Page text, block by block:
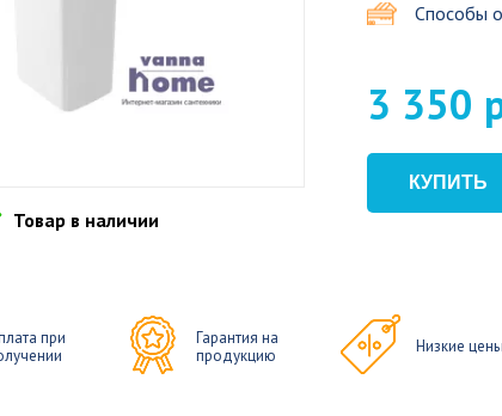
Товар в наличии
Способы
3 350
при
Гарантия на
продукцию
Низкие цены